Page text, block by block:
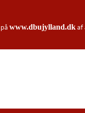
www.dbujylland.dk af